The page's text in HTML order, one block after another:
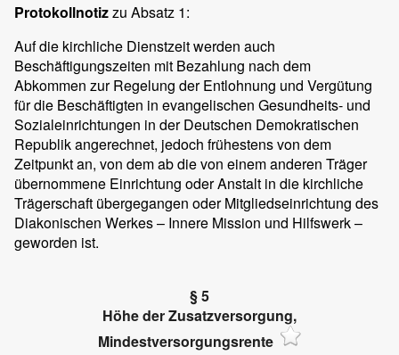
Protokollnotizzu Absatz 1:
Auf die kirchliche Dienstzeit werden auch
Beschäftigungszeiten mit Bezahlung nach dem
Abkommen zur Regelung der Entlohnung und Vergütung
für die Beschäftigten in evangelischen Gesundheits- und
Sozialeinrichtungen in der Deutschen Demokratischen
Republik angerechnet, jedoch frühestens von dem
Zeitpunkt an, von dem ab die von einem anderen Träger
übernommene Einrichtung oder Anstalt in die kirchliche
Trägerschaft übergegangen oder Mitgliedseinrichtung des
Diakonischen Werkes – Innere Mission und Hilfswerk –
geworden ist.
§ 5
Höhe der Zusatzversorgung,
Mindestversorgungsrente